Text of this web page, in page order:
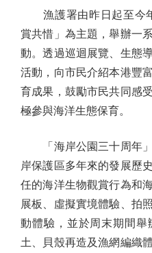
漁護署由昨日起至今年
賞共惜」為主題，舉辦一
動。透過巡迴展覽、生態
活動，向市民介紹本港豐
育成果，鼓勵市民共同感
極參與海洋生態保育。
「海岸公園三十周年」
岸保護區多年來的發展歷
任的海洋生物觀賞行為和
展板、虛擬實境體驗、拍
動體驗，並於周末期間
土、貝殼再造及漁網編織